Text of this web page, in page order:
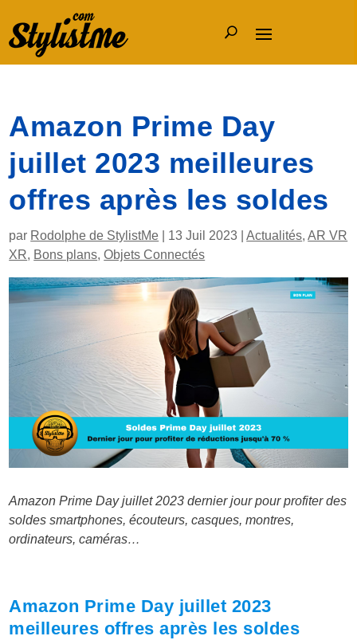
Amazon Prime Day
juillet 2023 meilleures
offres après les soldes
par Rodolphe de StylistMe 13 Juil 2023 |Actualités,AR VR
XR, Bons plans,Objets Connectés
Amazon Prime Day juillet 2023 dernier jour pour profiter des
soldes smartphones, écouteurs, casques, montres,
ordinateurs, caméras…
Amazon Prime Day juillet 2023
meilleures offres après les soldes